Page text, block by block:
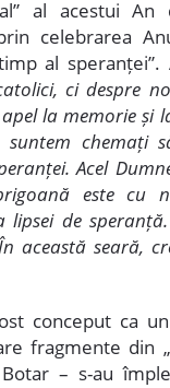
al acestui
celebrarea
al speranței”.
ci despre
la memorie și
suntem chemați
Acel
este cu
lipsei de
această seară,
conceput ca
fragmente din
– s-au